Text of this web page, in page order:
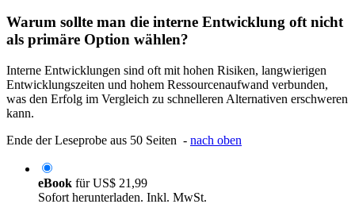
Warum sollte man die interne Entwicklung oft nicht
als primäre Option wählen?
Interne Entwicklungen sind oft mit hohen Risiken, langwierigen
Entwicklungszeiten und hohem Ressourcenaufwand verbunden,
was den Erfolg im Vergleich zu schnelleren Alternativen erschweren
kann.
Ende der Leseprobe aus 50 Seiten - nach oben
eBook fürUS$ 21,99
Sofort herunterladen. Inkl. MwSt.